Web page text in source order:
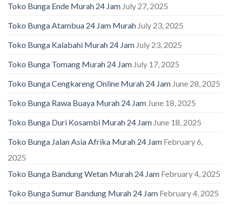
Toko Bunga Ende Murah 24 Jam July 27, 2025
Toko Bunga Atambua 24 Jam Murah July 23, 2025
Toko Bunga Kalabahi Murah 24 Jam July 23, 2025
Toko Bunga Tomang Murah 24 Jam July 17, 2025
Toko Bunga Cengkareng Online Murah 24 Jam June 28, 2025
Toko Bunga Rawa Buaya Murah 24 Jam June 18, 2025
Toko Bunga Duri Kosambi Murah 24 Jam June 18, 2025
Toko Bunga Jalan Asia Afrika Murah 24 Jam February 6,
2025
Toko Bunga Bandung Wetan Murah 24 Jam February 4, 2025
Toko Bunga Sumur Bandung Murah 24 Jam February 4, 2025